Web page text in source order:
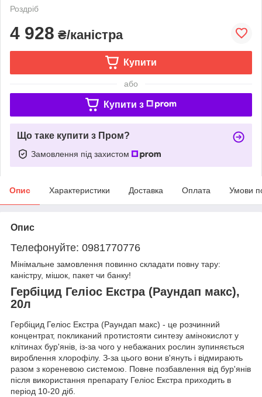
Роздріб
4 928 ₴/каністра
Купити
або
Купити з
Що таке купити з Пром?
Замовлення під захистом
Опис Характеристики Доставка Оплата Умови
Опис
Телефонуйте: 0981770776
Мінімальне замовлення повинно складати повну тару:
каністру, мішок, пакет чи банку!
Гербіцид Геліос Екстра (Раундап макс),
20л
Гербіцид Геліос Екстра (Раундап макс) - це розчинний
концентрат, покликаний протистояти синтезу амінокислот у
клітинах бур'янів, із-за чого у небажаних рослин зупиняється
вироблення хлорофілу. З-за цього вони в'януть і відмирають
разом з кореневою системою. Повне позбавлення від бур'янів
після використання препарату Геліос Екстра приходить в
період 10-20 діб.